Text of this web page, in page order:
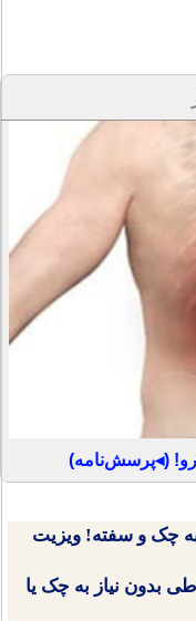
(◂پرسش‌نامه)
به چک و سفته! ویزیت
بدون نیاز به چک یا